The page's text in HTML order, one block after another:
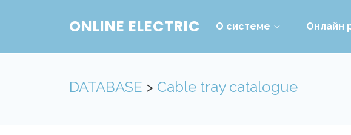
ONLINE ELECTRIC О системе Онлайн
DATABASE > Cable tray catalogue